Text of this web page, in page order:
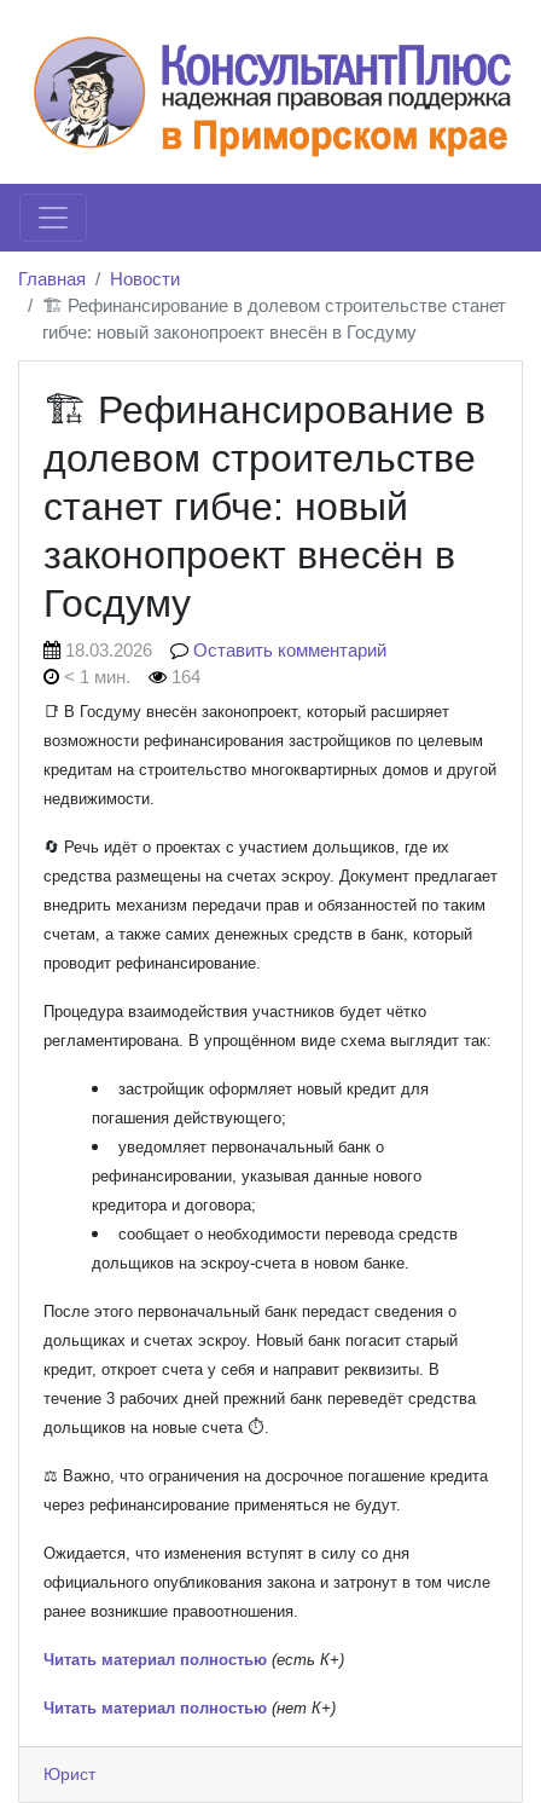
Главная
Новости
🏗️ Рефинансирование в долевом строительстве станет
гибче: новый законопроект внесён в Госдуму
🏗️ Рефинансирование в
долевом строительстве
станет гибче: новый
законопроект внесён в
Госдуму
18.03.2026
Оставить комментарий
< 1 мин.
164
📑 В Госдуму внесён законопроект, который расширяет
возможности рефинансирования застройщиков по целевым
кредитам на строительство многоквартирных домов и другой
недвижимости.
🔄 Речь идёт о проектах с участием дольщиков, где их
средства размещены на счетах эскроу. Документ предлагает
внедрить механизм передачи прав и обязанностей по таким
счетам, а также самих денежных средств в банк, который
проводит рефинансирование.
Процедура взаимодействия участников будет чётко
регламентирована. В упрощённом виде схема выглядит так:
застройщик оформляет новый кредит для
погашения действующего;
уведомляет первоначальный банк о
рефинансировании, указывая данные нового
кредитора и договора;
сообщает о необходимости перевода средств
дольщиков на эскроу-счета в новом банке.
После этого первоначальный банк передаст сведения о
дольщиках и счетах эскроу. Новый банк погасит старый
кредит, откроет счета у себя и направит реквизиты. В
течение 3 рабочих дней прежний банк переведёт средства
дольщиков на новые счета ⏱️.
⚖️ Важно, что ограничения на досрочное погашение кредита
через рефинансирование применяться не будут.
Ожидается, что изменения вступят в силу со дня
официального опубликования закона и затронут в том числе
ранее возникшие правоотношения.
Читать материал полностью (есть К+)
Читать материал полностью (нет К+)
Юрист